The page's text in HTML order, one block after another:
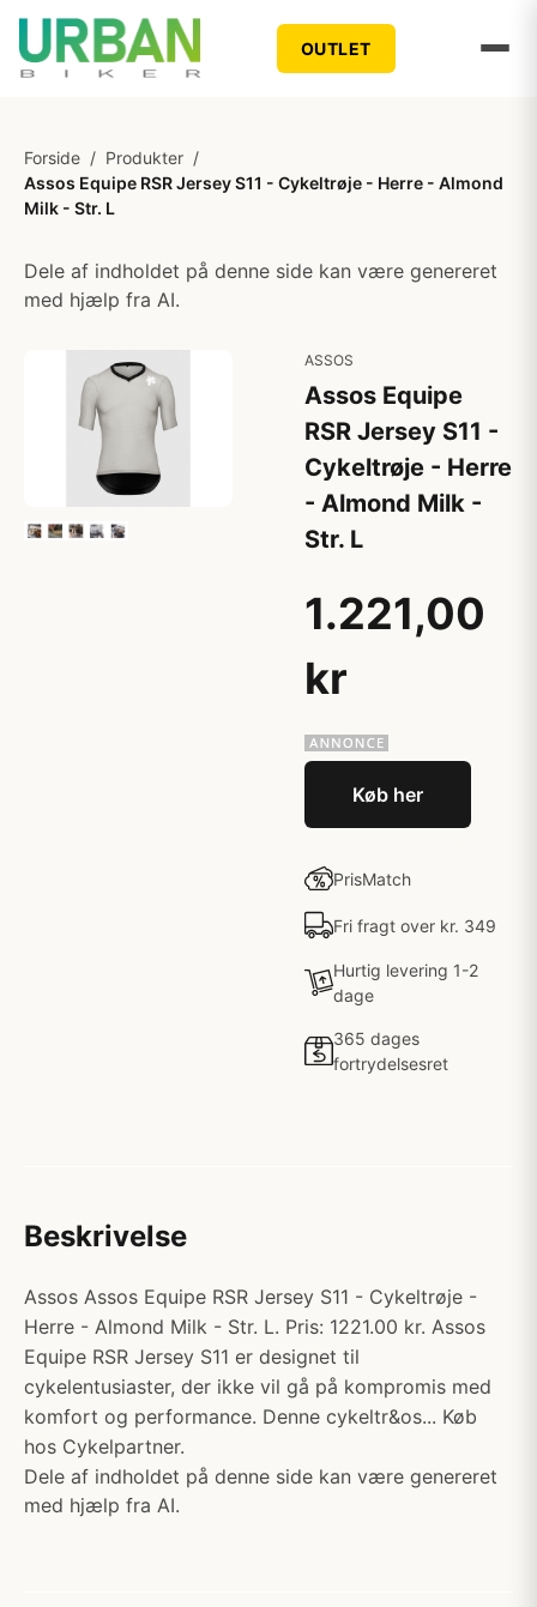
OUTLET
Forside / Produkter /
Assos Equipe RSR Jersey S11 - Cykeltrøje - Herre - Almond
Milk - Str. L
Dele af indholdet på denne side kan være genereret
med hjælp fra AI.
ASSOS
Assos Equipe
RSR Jersey S11 -
Cykeltrøje - Herre
- Almond Milk -
Str. L
1.221,00
kr
Køb her
PrisMatch
Fri fragt over kr. 349
Hurtig levering 1-2
dage
365 dages
fortrydelsesret
Beskrivelse
Assos Assos Equipe RSR Jersey S11 - Cykeltrøje -
Herre - Almond Milk - Str. L. Pris: 1221.00 kr. Assos
Equipe RSR Jersey S11 er designet til
cykelentusiaster, der ikke vil gå på kompromis med
komfort og performance. Denne cykeltr&os... Køb
hos Cykelpartner.
Dele af indholdet på denne side kan være genereret
med hjælp fra AI.